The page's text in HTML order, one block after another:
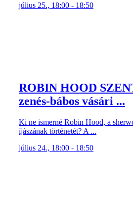
július 25., 18:00 - 18:50
ROBIN HOOD
zenés-bábos vásári ...
Ki ne ismerné Robin Hood, a
íjászának történetét? A ...
július 24., 18:00 - 18:50